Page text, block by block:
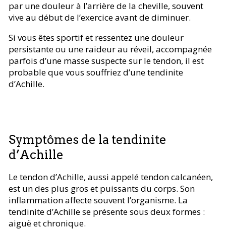
par une douleur à l’arrière de la cheville, souvent
vive au début de l’exercice avant de diminuer.
Si vous êtes sportif et ressentez une douleur
persistante ou une raideur au réveil, accompagnée
parfois d’une masse suspecte sur le tendon, il est
probable que vous souffriez d’une tendinite
d’Achille.
Symptômes de la tendinite
d’Achille
Le tendon d’Achille, aussi appelé tendon calcanéen,
est un des plus gros et puissants du corps. Son
inflammation affecte souvent l’organisme. La
tendinite d’Achille se présente sous deux formes :
aiguë et chronique.